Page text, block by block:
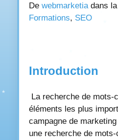
De webmarketiadans la
Formations, SEO
Introduction
La recherche de mots-
éléments les plus
campagne de
une recherche de